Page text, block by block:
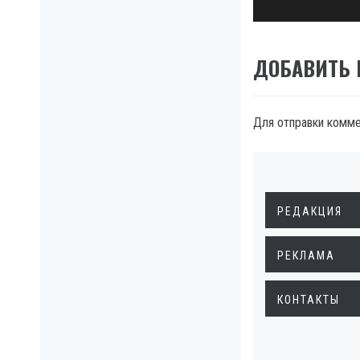
ДОБАВИТЬ
Для отправки
РЕДАКЦИЯ
РЕКЛАМА
КОНТАКТЫ